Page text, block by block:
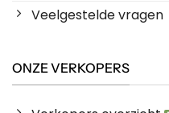
Veelgestelde vragen
ONZE VERKOPERS